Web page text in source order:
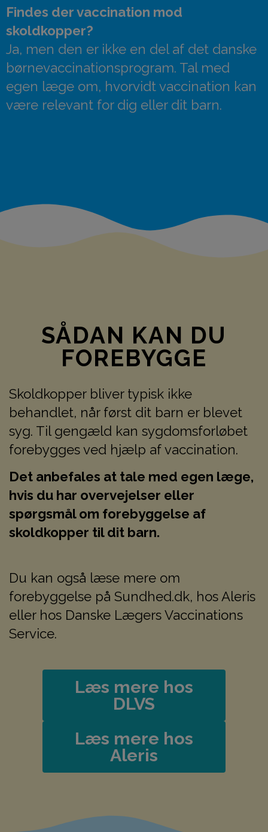
Findes der vaccination mod
skoldkopper?
Ja, men den er ikke en del af det danske
børnevaccinationsprogram. Tal med
egen læge om, hvorvidt vaccination kan
være relevant for dig eller dit barn.
SÅDAN KAN DU
FOREBYGGE
Skoldkopper bliver typisk ikke
behandlet, når først dit barn er blevet
syg. Til gengæld kan sygdomsforløbet
forebygges ved hjælp af vaccination.
Det anbefales at tale med egen læge,
hvis du har overvejelser eller
spørgsmål om forebyggelse af
skoldkopper til dit barn.
Du kan også læse mere om
forebyggelse på Sundhed.dk, hos Aleris
eller hos Danske Lægers Vaccinations
Service.
Læs mere hos
DLVS
Læs mere hos
Aleris